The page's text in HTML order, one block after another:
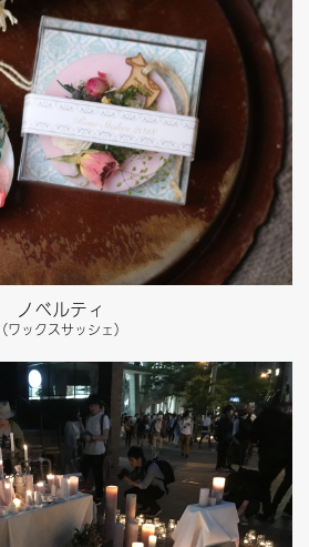
ノベルティ
（ワックスサッシェ）